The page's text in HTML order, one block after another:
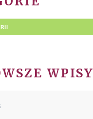
WPISY